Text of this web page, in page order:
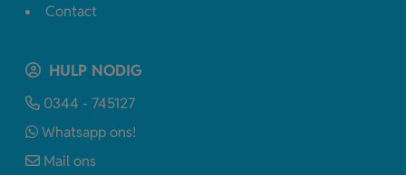
Contact
HULP NODIG
0344 - 745127
Whatsapp ons!
Mail ons